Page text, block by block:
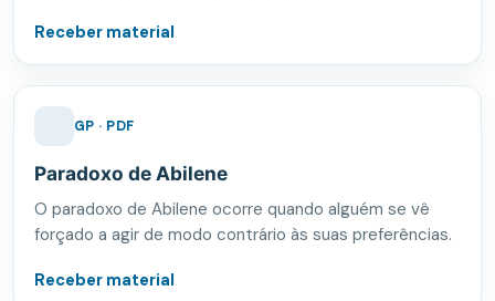
Receber material
GP · PDF
Paradoxo de Abilene
O paradoxo de Abilene ocorre quando alguém se vê
forçado a agir de modo contrário às suas preferências.
Receber material